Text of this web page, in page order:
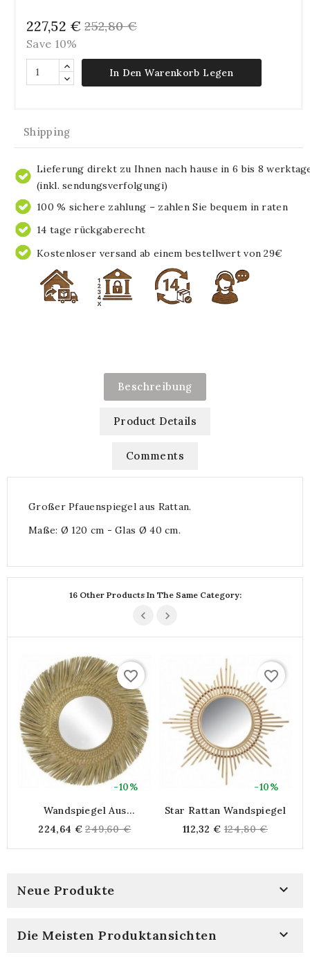
227,52 € 252,80 €
Save 10%
In Den Warenkorb Legen
Shipping
Lieferung direkt zu Ihnen nach hause in 6 bis 8
(inkl. sendungsverfolgungi)
100 % sichere zahlung – zahlen Sie bequem in raten
14 tage rückgaberecht
Kostenloser versand ab einem bestellwert von 29€
Beschreibung
Product Details
Comments
Großer Pfauenspiegel aus Rattan.
Maße: Ø 120 cm - Glas Ø 40 cm.
16 Other Products In The Same Category:
-10%
favorite_border
Wandspiegel Aus
224,64 € Regular
price
249,60 €
-10%
favorite_border
Star Rattan Wandspiegel
112,32 € Regular
price
124,80 €
Neue Produkte 
Die Meisten Produktansichten 